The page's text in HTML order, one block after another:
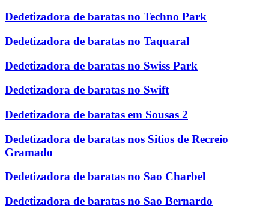
Dedetizadora de baratas no Techno Park
Dedetizadora de baratas no Taquaral
Dedetizadora de baratas no Swiss Park
Dedetizadora de baratas no Swift
Dedetizadora de baratas em Sousas 2
Dedetizadora de baratas nos Sitios de Recreio
Gramado
Dedetizadora de baratas no Sao Charbel
Dedetizadora de baratas no Sao Bernardo